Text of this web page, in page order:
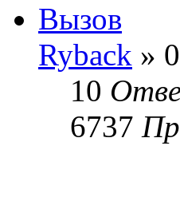
Вызов
Ryback »
10
6737